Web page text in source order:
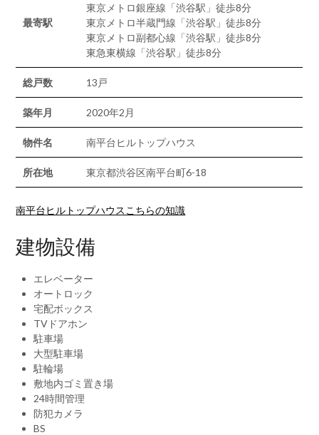
最寄駅
東京メトロ銀座線「渋谷駅」徒歩8分
東京メトロ半蔵門線「渋谷駅」徒歩8分
東京メトロ副都心線「渋谷駅」徒歩8分
東急東横線「渋谷駅」徒歩8分
総戸数 13戸
築年月 2020年2月
物件名 南平台ヒルトップハウス
所在地 東京都渋谷区南平台町6-18
南平台ヒルトップハウスこちらの知識
建物設備
エレベーター
オートロック
宅配ボックス
TVドアホン
駐車場
大型駐車場
駐輪場
敷地内ゴミ置き場
24時間管理
防犯カメラ
BS